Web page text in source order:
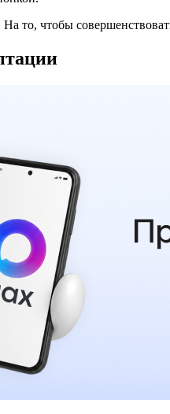
то, чтобы